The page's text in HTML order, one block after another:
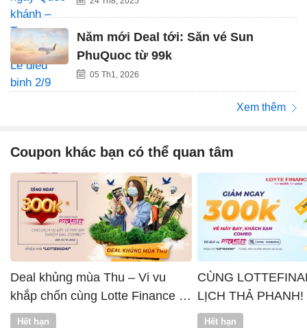
Năm mới Deal tới: Săn vé Sun
PhuQuoc từ 99k
05 Th1, 2026
Xem thêm
Coupon khác bạn có thể quan tâm
Deal khủng mùa Thu – Vi vu
khắp chốn cùng Lotte Finance x
Vntrip
Hết hạn
CÙNG
LỊCH THẢ PHANH!
Hết hạn